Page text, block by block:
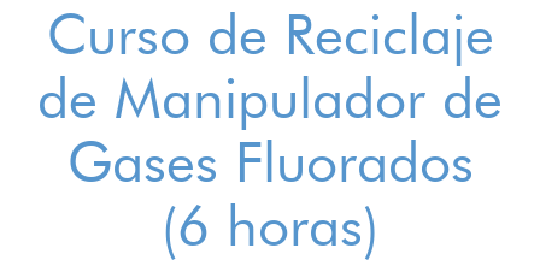
Curso de Reciclaje
de Manipulador de
Gases Fluorados
(6 horas)